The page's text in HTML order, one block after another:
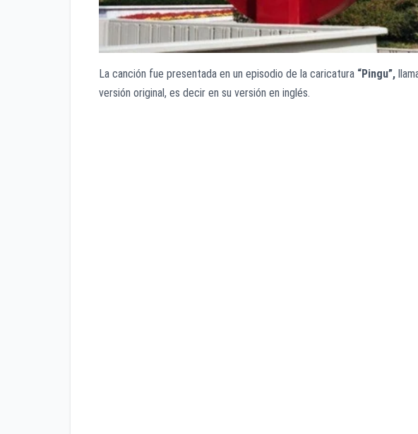
La canción fue presentada en un episodio de la caricatura “Pingu”,
versión original, es decir en su versión en inglés.